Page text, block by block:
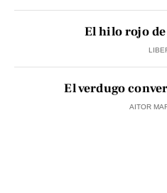
El hilo rojo
El verdugo
AITOR